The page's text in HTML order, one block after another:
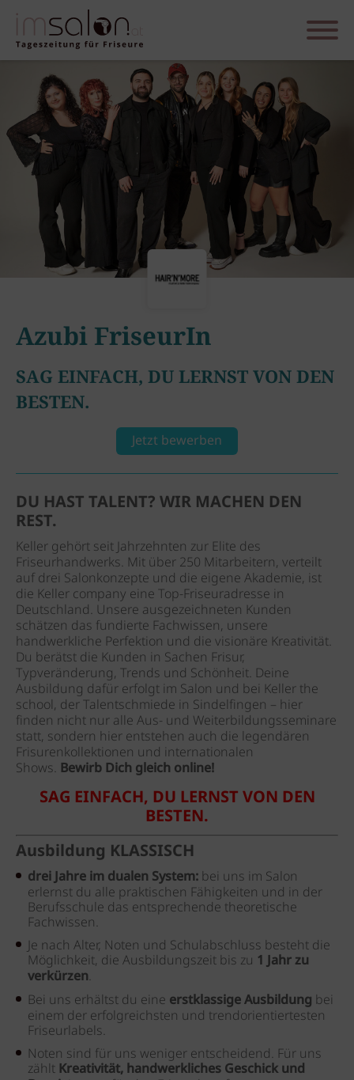
Azubi FriseurIn
SAG EINFACH, DU LERNST VON DEN
BESTEN.
Jetzt bewerben
DU HAST TALENT?WIR MACHEN DEN
REST.
Keller gehört seit Jahrzehnten zur Elite des
Friseurhandwerks. Mit über 250 Mitarbeitern, verteilt
auf drei Salonkonzepte und die eigene Akademie, ist
die Keller company eine Top-Friseuradresse in
Deutschland. Unsere ausgezeichneten Kunden
schätzen das fundierte Fachwissen, unsere
handwerkliche Perfektion und die visionäre Kreativität.
Du berätst die Kunden in Sachen Frisur,
Typveränderung, Trends und Schönheit. Deine
Ausbildung dafür erfolgt im Salon und bei Keller the
school, der Talentschmiede in Sindelfingen – hier
finden nicht nur alle Aus- und Weiterbildungsseminare
statt, sondern hier entstehen auch die legendären
Frisurenkollektionen und internationalen
Shows. Bewirb Dich gleich online!
SAG EINFACH, DU LERNST VON DEN
BESTEN.
Ausbildung KLASSISCH
drei Jahre im dualen System: bei uns im Salon
erlernst du alle praktischen Fähigkeiten und in der
Berufsschule das entsprechende theoretische
Fachwissen.
Je nach Alter, Noten und Schulabschluss besteht die
Möglichkeit, die Ausbildungszeit bis zu 1 Jahr zu
verkürzen.
Bei uns erhältst du eine erstklassige Ausbildung bei
einem der erfolgreichsten und trendorientiertesten
Friseurlabels.
Noten sind für uns weniger entscheidend. Für uns
zählt Kreativität, handwerkliches Geschick und